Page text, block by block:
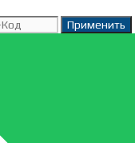
Применить